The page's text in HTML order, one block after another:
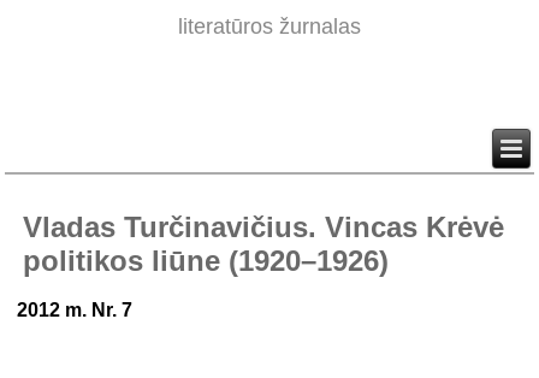
literatūros žurnalas
Vladas Turčinavičius. Vincas Krėvė
politikos liūne (1920–1926)
2012 m. Nr. 7